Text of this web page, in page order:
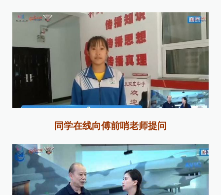
同学在线向傅前哨老师提问